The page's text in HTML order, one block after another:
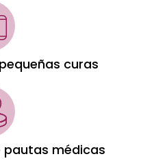
curas
pautas médicas